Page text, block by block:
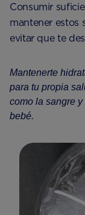
Consumir
mantener estos
evitar que te
Mantenerte
para tu propia
como la sangre
bebé.